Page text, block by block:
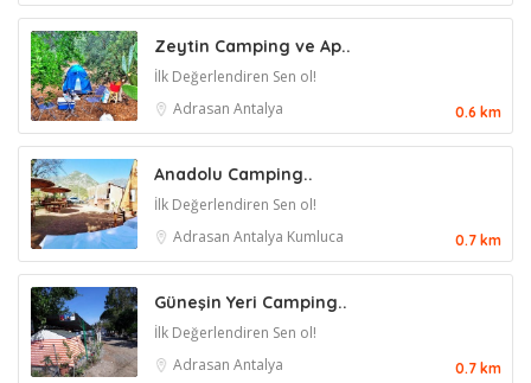
Zeytin Camping ve Ap..
İlk Değerlendiren Sen ol!
Adrasan Antalya 0.6 km
Anadolu Camping..
İlk Değerlendiren Sen ol!
Adrasan Antalya Kumluca 0.7 km
Güneşin Yeri Camping..
İlk Değerlendiren Sen ol!
Adrasan Antalya 0.7 km